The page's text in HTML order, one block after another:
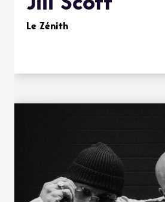
Le Zénith